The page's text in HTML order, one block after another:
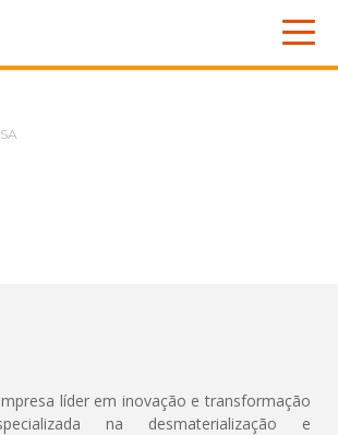
líder em inovação e transformação
na desmaterialização e